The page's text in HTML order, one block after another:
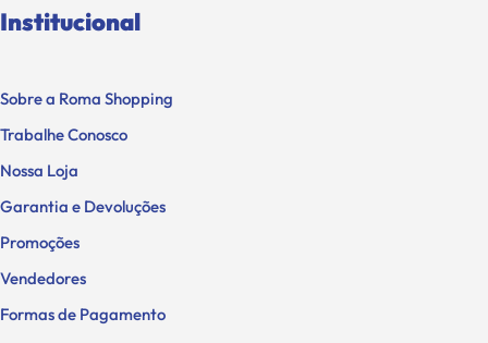
Institucional
Sobre a Roma Shopping
Trabalhe Conosco
Nossa Loja
Garantia e Devoluções
Promoções
Vendedores
Formas de Pagamento